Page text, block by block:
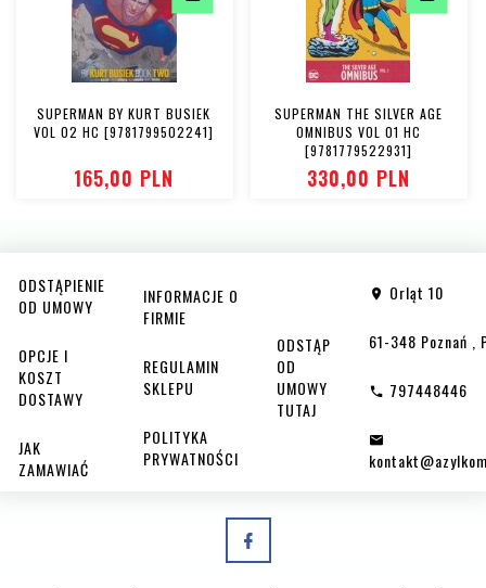
SUPERMAN BY KURT BUSIEK
VOL 02 HC [9781799502241]
165,00 PLN
SUPERMAN THE SILVER AGE
OMNIBUS VOL 01 HC
[9781779522931]
330,00 PLN
ODSTĄPIENIE
OD UMOWY
OPCJE I
KOSZT
DOSTAWY
JAK
ZAMAWIAĆ
INFORMACJE O
FIRMIE
REGULAMIN
SKLEPU
POLITYKA
PRYWATNOŚCI
ODSTĄP
OD
UMOWY
TUTAJ
Orląt 10
61-348 Poznań
797448446